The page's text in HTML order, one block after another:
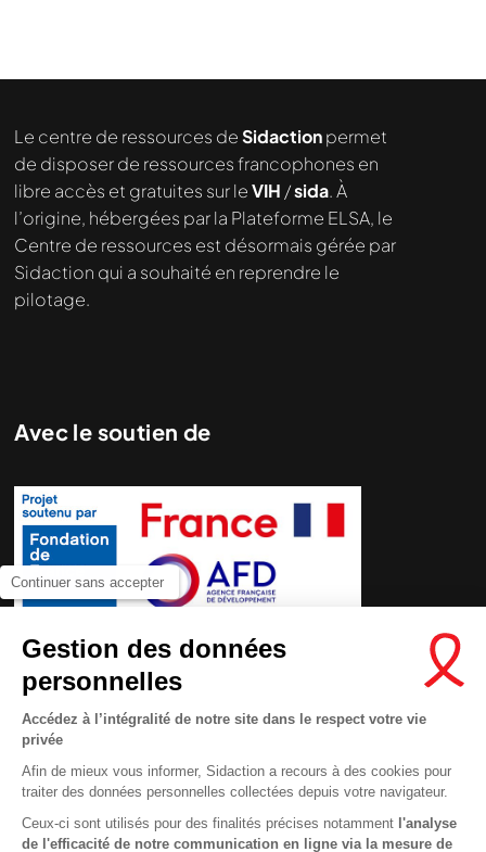
Continuer sans accepter
Gestion des données
personnelles
Accédez à l’intégralité de notre site dans le respect votre vie
privée
Afin de mieux vous informer, Sidaction a recours à des cookies pour
traiter des données personnelles collectées depuis votre navigateur.
Ceux-ci sont utilisés pour des finalités précises notamment l'analyse
de l'efficacité de notre communication en ligne via la mesure de
Le centre de ressources deSidactionpermet
de disposer de ressources francophones en
libre accès et gratuites sur leVIH /sida. À
l’origine, hébergées par la Plateforme ELSA, le
Centre de ressources est désormais gérée par
Sidaction qui a souhaité en reprendre le
pilotage.
Avec le soutien de